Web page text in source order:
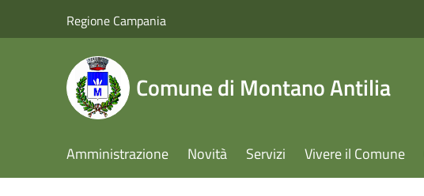
Regione Campania
Comune di Montano Antilia
Amministrazione Novità Servizi Vivere il Comune